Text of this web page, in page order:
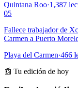
Quintana Roo·1,387
05
Fallece trabajador de
Carmen a Puerto
Playa del Carmen·466
📰 Tu edición de hoy